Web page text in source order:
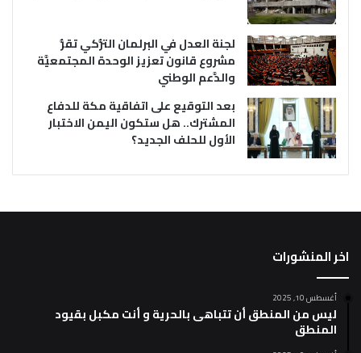
لجنة العدل في البرلمان التُّركي تقرُّ
مشروع قانون تعزيز الوحدة المجتمعيَّة
والدَّعم الوطني
بعد التوقيع على اتفاقية مكة للدفاع
المشترك.. هل ستكون اليمن الاختبار
الأول للحلف الجديد؟
اخر المنشورات
أغسطس 10, 2025
ليس من المنطق أن تتباهى بالحرية و أنت مكبل بقيود
المنطق